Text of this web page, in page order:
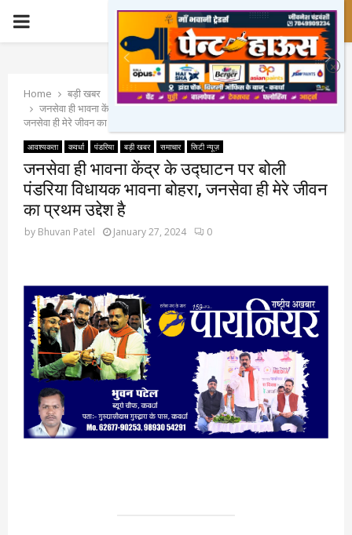
PRIMARY
Home
बड़ी खबर
जनसेवा ही भावना केंद्र के उद्घाटन पर बोली पंडरिया विधायक भावना बोहरा,
जनसेवा ही मेरे जीवन का प्रथम उद्देश है
आवश्यकता कवर्धा पंडरिया बड़ी खबर समाचार सिटी न्यूज़
जनसेवा ही भावना केंद्र के उद्घाटन पर बोली
पंडरिया विधायक भावना बोहरा, जनसेवा ही मेरे जीवन
का प्रथम उद्देश है
by Bhuvan Patel January 27, 2024 0